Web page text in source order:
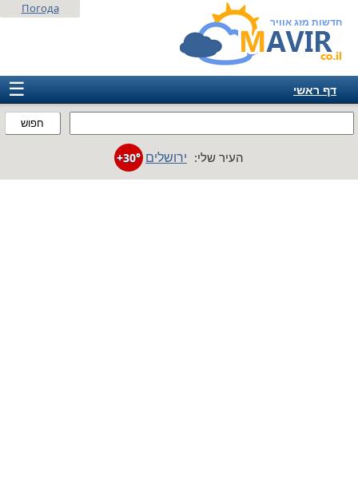
חדשות מזג אוויר
חפוש
Погода
☰
דף ראשי
אמריקה
העיר שלי: ירושלים +30°